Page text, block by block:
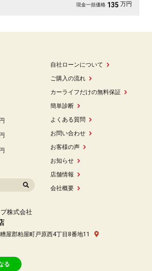
現金一括価格 135 万円
自社ローンについて
ご購入の流れ
カーライフだけの無料保証
簡単診断
よくある質問
お問い合わせ
お客様の声
お知らせ
店舗情報
会社概要
株式会社
屋郡粕屋町戸原西4丁目8番地11
る